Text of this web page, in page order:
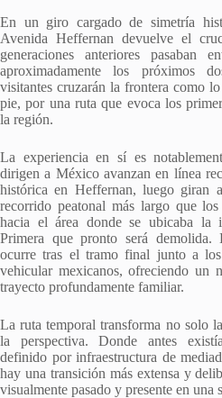
En un giro cargado de simetría
Avenida Heffernan devuelve el
generaciones anteriores pasaban
aproximadamente los próximos
visitantes cruzarán la frontera como
pie, por una ruta que evoca los
la región.
La experiencia en sí es
dirigen a México avanzan en línea
histórica en Heffernan, luego giran
recorrido peatonal más largo que los
hacia el área donde se ubicaba la
Primera que pronto será
ocurre tras el tramo final junto a
vehicular mexicanos, ofreciendo un
trayecto profundamente familiar.
La ruta temporal transforma no solo
la perspectiva. Donde antes
definido por infraestructura de
hay una transición más extensa y
visualmente pasado y presente en una